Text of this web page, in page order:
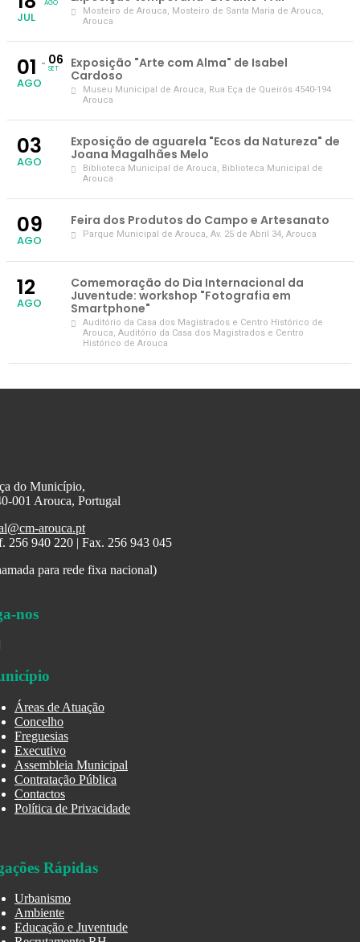
JUL
AGO
Mosteiro de Arouca, Mosteiro de Santa Maria de Arouca,
Arouca
01
AGO
06
SET
Exposição "Arte com Alma" de Isabel
Cardoso
Museu Municipal de Arouca, Rua Eça de Queirós 4540-194
Arouca
03
AGO
Exposição de aguarela "Ecos da Natureza" de
Joana Magalhães Melo
Biblioteca Municipal de Arouca, Biblioteca Municipal de
Arouca
09
AGO
Feira dos Produtos do Campo e Artesanato
Parque Municipal de Arouca, Av. 25 de Abril 34, Arouca
12
AGO
Comemoração do Dia Internacional da
Juventude: workshop "Fotografia em
Smartphone"
Auditório da Casa dos Magistrados e Centro Histórico de
Arouca, Auditório da Casa dos Magistrados e Centro
Histórico de Arouca
do Município,
001 Arouca, Portugal
arouca.pt
256 940 220 | Fax. 256 943 045
para rede fixa nacional)
nos
Áreas de Atuação
Concelho
Freguesias
Executivo
Assembleia Municipal
Contratação Pública
Contactos
Política de Privacidade
Rápidas
Urbanismo
Ambiente
Educação e Juventude